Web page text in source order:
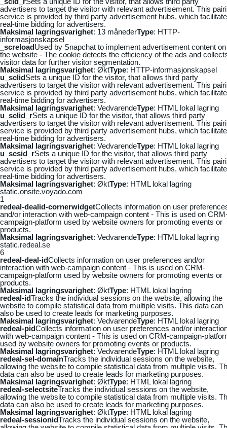
advertisers to target the visitor with relevant advertisement. This
service is provided by third party advertisement hubs, which
real-time bidding for advertisers.
Maksimal lagringsvarighet: 13 månederType: HTTP-
informasjonskapsel
_screloadUsed by Snapchat to implement advertisement content on
the website - The cookie detects the efficiency of the ads and
visitor data for further visitor segmentation.
Maksimal lagringsvarighet: ØktType: HTTP-informasjonskapsel
u_sclidSets a unique ID for the visitor, that allows third party
advertisers to target the visitor with relevant advertisement. This
service is provided by third party advertisement hubs, which
real-time bidding for advertisers.
Maksimal lagringsvarighet: VedvarendeType: HTML lokal lagring
u_sclid_rSets a unique ID for the visitor, that allows third party
advertisers to target the visitor with relevant advertisement. This
service is provided by third party advertisement hubs, which
real-time bidding for advertisers.
Maksimal lagringsvarighet: VedvarendeType: HTML lokal lagring
u_scsid_rSets a unique ID for the visitor, that allows third party
advertisers to target the visitor with relevant advertisement. This
service is provided by third party advertisement hubs, which
real-time bidding for advertisers.
Maksimal lagringsvarighet: ØktType: HTML lokal lagring
static.onsite.voyado.com
1
redeal-dealid-cornerwidgetCollects information on user
and/or interaction with web-campaign content - This is used on
campaign-platform used by website owners for promoting events or
products.
Maksimal lagringsvarighet: VedvarendeType: HTML lokal lagring
static.redeal.se
6
redeal-deal-idCollects information on user preferences and/or
interaction with web-campaign content - This is used on CRM-
campaign-platform used by website owners for promoting events or
products.
Maksimal lagringsvarighet: ØktType: HTML lokal lagring
redeal-idTracks the individual sessions on the website, allowing the
website to compile statistical data from multiple visits. This data can
also be used to create leads for marketing purposes.
Maksimal lagringsvarighet: VedvarendeType: HTML lokal lagring
redeal-pidCollects information on user preferences and/or
with web-campaign content - This is used on CRM-campaign-
used by website owners for promoting events or products.
Maksimal lagringsvarighet: VedvarendeType: HTML lokal lagring
redeal-sel-domainTracks the individual sessions on the website,
allowing the website to compile statistical data from multiple visits.
data can also be used to create leads for marketing purposes.
Maksimal lagringsvarighet: ØktType: HTML lokal lagring
redeal-selectsiteTracks the individual sessions on the website,
allowing the website to compile statistical data from multiple visits.
data can also be used to create leads for marketing purposes.
Maksimal lagringsvarighet: ØktType: HTML lokal lagring
redeal-sessionidTracks the individual sessions on the website,